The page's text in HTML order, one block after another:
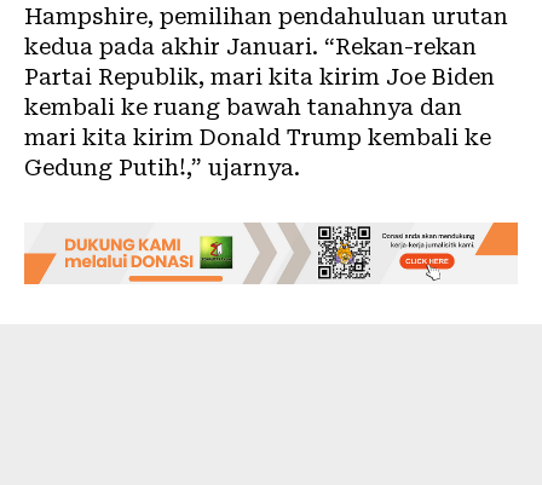
Hampshire, pemilihan pendahuluan urutan
kedua pada akhir Januari. “Rekan-rekan
Partai Republik, mari kita kirim Joe Biden
kembali ke ruang bawah tanahnya dan
mari kita kirim Donald Trump kembali ke
Gedung Putih!,” ujarnya.